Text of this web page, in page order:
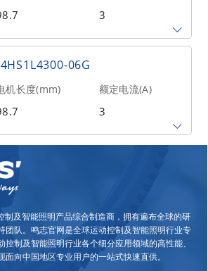
3
子惯量(g•cm²) 重量(kg)
06G
机长度(mm) 额定电流(A)
3
子惯量(g•cm²) 重量(kg)
制及智能照明产品综合制造商，拥有遍布全球的研
团队。鸣志官网是全球运动控制及智能照明行业专
控制及智能照明行业各个细分应用领域的高性能、
向中国地区专业用户的一站式快速直供。